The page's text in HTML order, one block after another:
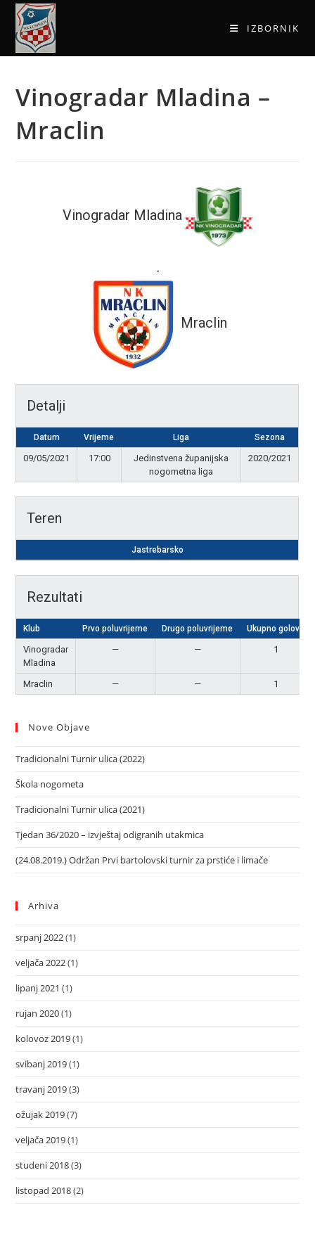
IZBORNIK
Vinogradar Mladina –
Mraclin
Vinogradar Mladina
-
Mraclin
Detalji
Datum Vrijeme Liga Sezona
09/05/2021 17:00
Jedinstvena županijska
nogometna liga
2020/2021
Teren
Jastrebarsko
Rezultati
Klub Prvo poluvrijeme Drugo poluvrijeme Ukupno golova
Vinogradar
Mladina
— — 1
Mraclin — — 1
Nove Objave
Tradicionalni Turnir ulica (2022)
Škola nogometa
Tradicionalni Turnir ulica (2021)
Tjedan 36/2020 – izvještaj odigranih utakmica
(24.08.2019.) Održan Prvi bartolovski turnir za prstiće i limače
Arhiva
srpanj 2022(1)
veljača 2022(1)
lipanj 2021 (1)
rujan 2020(1)
kolovoz 2019(1)
svibanj 2019(1)
travanj 2019(3)
ožujak 2019(7)
veljača 2019(1)
studeni 2018(3)
listopad 2018(2)